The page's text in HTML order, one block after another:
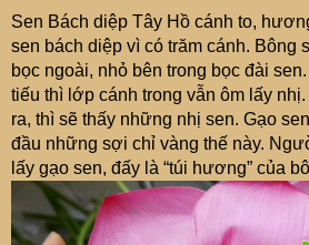
Sen Bách diệp Tây Hồ cánh to,
sen bách diệp vì có trăm cánh. Bông
bọc ngoài, nhỏ bên trong bọc đài
tiếu thì lớp cánh trong vẫn ôm lấy
ra, thì sẽ thấy những nhị sen. Gạo
đầu những sợi chỉ vàng thế này.
lấy gạo sen, đấy là “túi hương” của